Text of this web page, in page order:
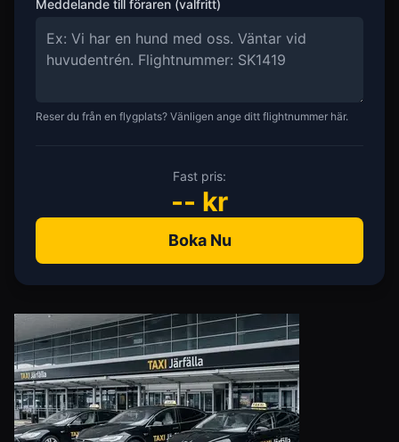
Meddelande till föraren (valfritt)
Reser du från en flygplats? Vänligen ange ditt flightnummer här.
Fast pris:
-- kr
Boka Nu